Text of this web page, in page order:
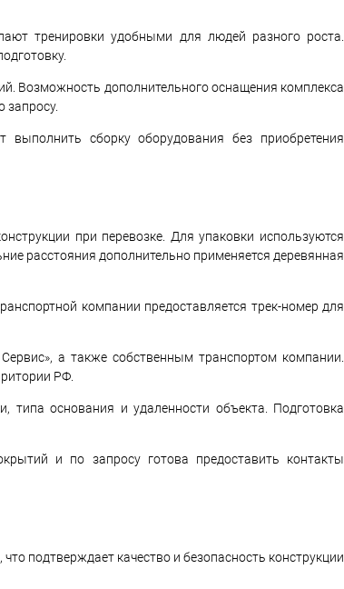
тренировки удобными для людей разного роста.
Возможность дополнительного оснащения комплекса
запросу.
выполнить сборку оборудования без приобретения
при перевозке. Для упаковки используются
расстояния дополнительно применяется деревянная
компании предоставляется трек-номер для
а также собственным транспортом компании.
РФ.
типа основания и удаленности объекта. Подготовка
и по запросу готова предоставить контакты
, что подтверждает качество и безопасность конструкции